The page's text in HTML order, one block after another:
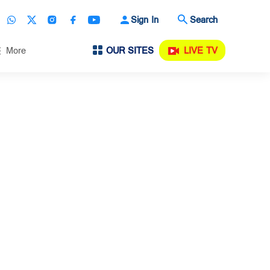
Sign In Search
More OUR SITES LIVE TV